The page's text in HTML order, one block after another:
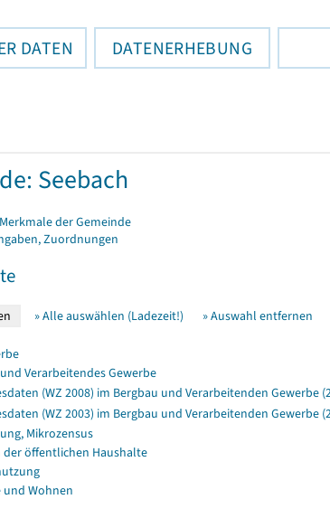
DATEN DATENERHEBUNG
Seebach
der Gemeinde
Zuordnungen
» Alle auswählen (Ladezeit!) » Auswahl entfernen
Verarbeitendes Gewerbe
(WZ 2008) im Bergbau und Verarbeitenden Gewerbe
(WZ 2003) im Bergbau und Verarbeitenden Gewerbe
Mikrozensus
der öffentlichen Haushalte
und Wohnen